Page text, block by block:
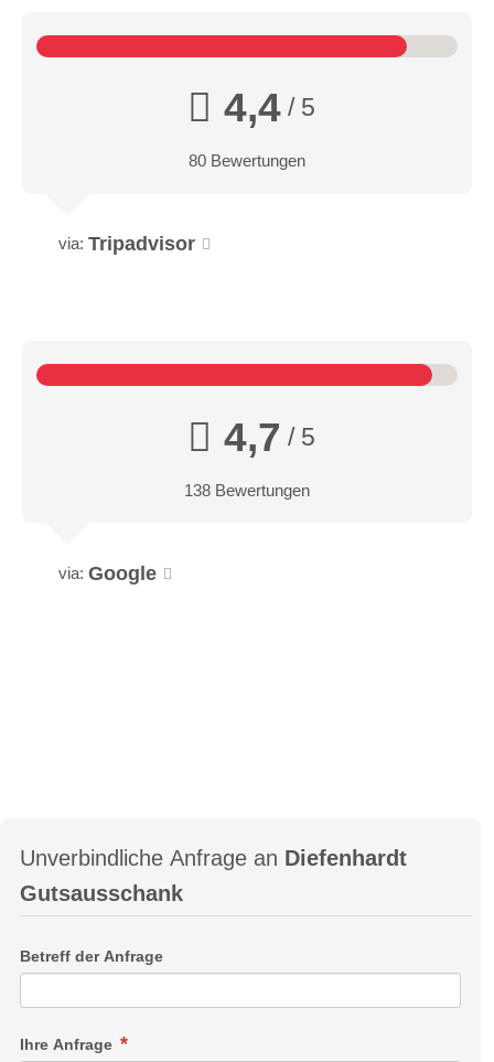
4,4/ 5
80 Bewertungen
via: Tripadvisor
4,7 / 5
138 Bewertungen
via: Google
Unverbindliche Anfrage an Diefenhardt
Gutsausschank
Betreff der Anfrage
Ihre Anfrage